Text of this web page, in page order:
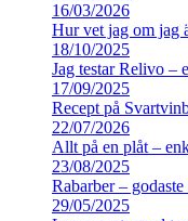
16/03/2026
Hur vet jag om jag
18/10/2025
Jag testar Relivo –
17/09/2025
Recept på
22/07/2026
Allt på en plåt –
23/08/2025
Rabarber –
29/05/2025